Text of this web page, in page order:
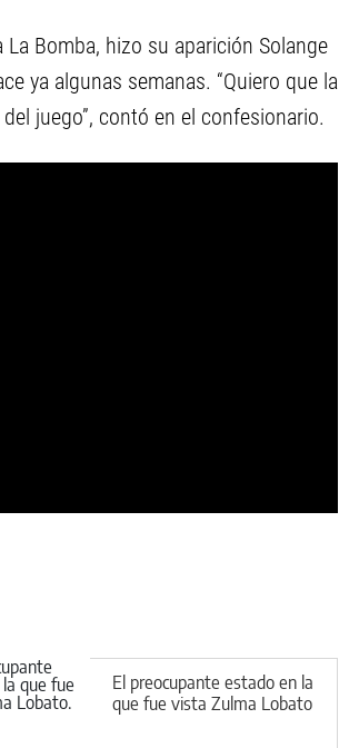
Bomba, hizo su aparición Solange
ya algunas semanas. “Quiero que la
juego”, contó en el confesionario.
El preocupante estado en la
que fue vista Zulma Lobato